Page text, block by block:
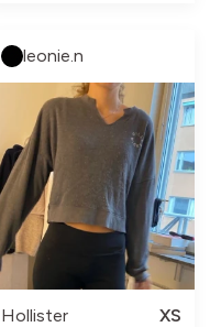
leonie.n
Hollister
XS